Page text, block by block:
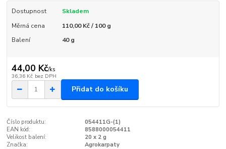
Dostupnost
Skladem
Měrná cena
110,00 Kč / 100 g
Balení
40 g
44,00 Kč/ks
36,36 Kč bez DPH
Přidat do košíku
Číslo produktu:
054411G-(1)
EAN kód:
8588000054411
Velikost balení:
20 x 2 g
Značka:
Agrokarpaty